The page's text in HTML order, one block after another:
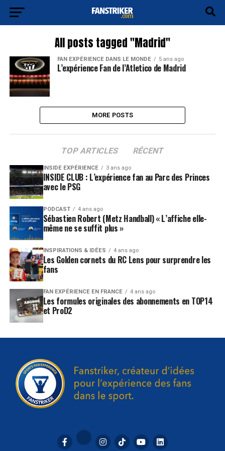
All posts tagged "Madrid"
FAN EXPÉRIENCE DANS LE MONDE 5 ans ago
L’expérience Fan de l’Atletico de Madrid
MORE POSTS
TOP ARTICLES RÉCENT
INSIDE EXPÉRIENCE 3 ans ago
INSIDE CLUB : L’expérience fan au Parc des Princes
avec le PSG
PODCAST 4 ans ago
Sébastien Robert (Metz Handball) « L’affiche elle-
même ne se suffit plus »
INSPIRATIONS & IDÉES 4 ans ago
Les Golden cornets du RC Lens pour surprendre les
fans
FAN EXPÉRIENCE EN FRANCE 4 ans ago
Les formules originales des abonnements en TOP14
et ProD2